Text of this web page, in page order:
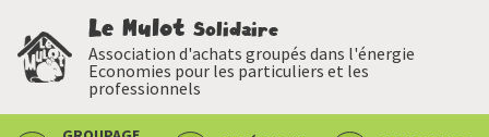
Le Mulot Solidaire
Association d'achats groupés dans l'énergie
Economies pour les particuliers et les
professionnels